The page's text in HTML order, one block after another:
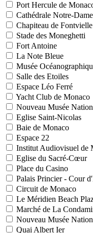
Port Hercule de
Cathédrale Notre-
Chapiteau de Fontvielle
Stade des Moneghetti
Fort Antoine
La Note Bleue
Musée
Salle des Etoiles
Espace Léo Ferré
Yacht Club de Monaco
Nouveau Musée
Eglise Saint-Nicolas
Baie de Monaco
Espace 22
Institut Audiovisuel de
Eglise du Sacré-Cœur
Place du Casino
Palais Princier - Cour
Circuit de Monaco
Le Méridien Beach
Marché de La
Nouveau Musée
Quai Albert Ier